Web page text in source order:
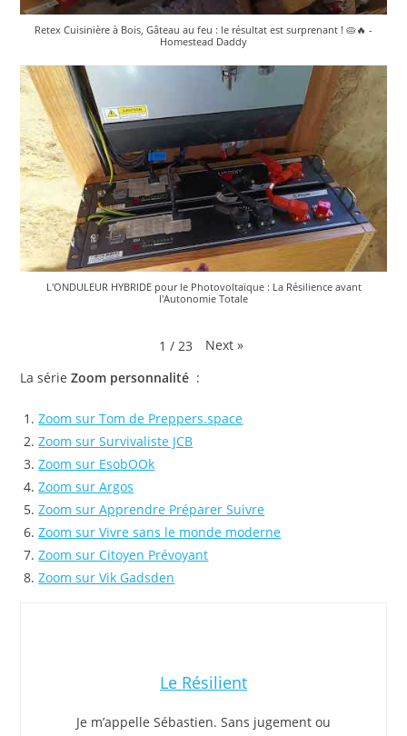
Retex Cuisinière à Bois, Gâteau au feu : le résultat est surprenant ! 🥧🔥 -
Homestead Daddy
L'ONDULEUR HYBRIDE pour le Photovoltaïque : La Résilience avant
l'Autonomie Totale
1 / 23 Next »
La sérieZoom personnalité :
Zoom sur Tom de Preppers.space
Zoom sur Survivaliste JCB
Zoom sur EsobOOk
Zoom sur Argos
Zoom sur Apprendre Préparer Suivre
Zoom sur Vivre sans le monde moderne
Zoom sur Citoyen Prévoyant
Zoom sur Vik Gadsden
Le Résilient
Je m’appelle Sébastien. Sans jugement ou